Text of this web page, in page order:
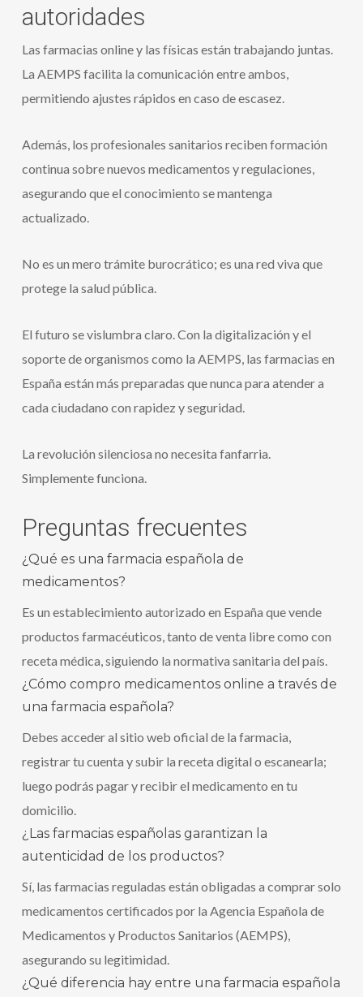
autoridades
Las farmacias online y las físicas están trabajando juntas.
La AEMPS facilita la comunicación entre ambos,
permitiendo ajustes rápidos en caso de escasez.
Además, los profesionales sanitarios reciben formación
continua sobre nuevos medicamentos y regulaciones,
asegurando que el conocimiento se mantenga
actualizado.
No es un mero trámite burocrático; es una red viva que
protege la salud pública.
El futuro se vislumbra claro. Con la digitalización y el
soporte de organismos como la AEMPS, las farmacias en
España están más preparadas que nunca para atender a
cada ciudadano con rapidez y seguridad.
La revolución silenciosa no necesita fanfarria.
Simplemente funciona.
Preguntas frecuentes
¿Qué es una farmacia española de
medicamentos?
Es un establecimiento autorizado en España que vende
productos farmacéuticos, tanto de venta libre como con
receta médica, siguiendo la normativa sanitaria del país.
¿Cómo compro medicamentos online a través de
una farmacia española?
Debes acceder al sitio web oficial de la farmacia,
registrar tu cuenta y subir la receta digital o escanearla;
luego podrás pagar y recibir el medicamento en tu
domicilio.
¿Las farmacias españolas garantizan la
autenticidad de los productos?
Sí, las farmacias reguladas están obligadas a comprar solo
medicamentos certificados por la Agencia Española de
Medicamentos y Productos Sanitarios (AEMPS),
asegurando su legitimidad.
¿Qué diferencia hay entre una farmacia española